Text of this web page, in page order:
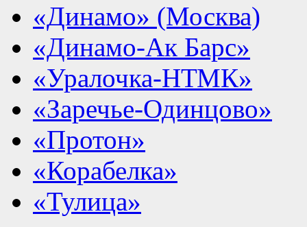
«Динамо» (Москва)
«Динамо-Ак Барс»
«Уралочка-НТМК»
«Заречье-Одинцово»
«Протон»
«Корабелка»
«Тулица»